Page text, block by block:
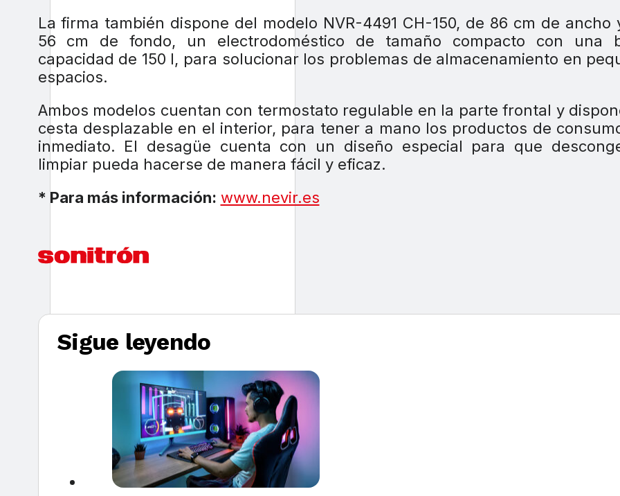
La firma también dispone del modelo NVR-4491 CH-150, de 86 cm de ancho
56 cm de fondo, un electrodoméstico de tamaño compacto con una
capacidad de 150 l, para solucionar los problemas de almacenamiento en
espacios.
Ambos modelos cuentan con termostato regulable en la parte frontal y
cesta desplazable en el interior, para tener a mano los productos de
inmediato. El desagüe cuenta con un diseño especial para que
limpiar pueda hacerse de manera fácil y eficaz.
* Para más información: www.nevir.es
Sigue leyendo